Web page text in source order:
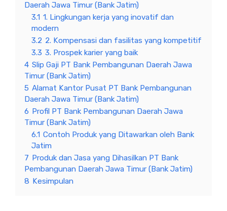
Daerah Jawa Timur (Bank Jatim)
3.1 1. Lingkungan kerja yang inovatif dan
modern
3.2 2. Kompensasi dan fasilitas yang kompetitif
3.3 3. Prospek karier yang baik
4 Slip Gaji PT Bank Pembangunan Daerah Jawa
Timur (Bank Jatim)
5 Alamat Kantor Pusat PT Bank Pembangunan
Daerah Jawa Timur (Bank Jatim)
6 Profil PT Bank Pembangunan Daerah Jawa
Timur (Bank Jatim)
6.1 Contoh Produk yang Ditawarkan oleh Bank
Jatim
7 Produk dan Jasa yang Dihasilkan PT Bank
Pembangunan Daerah Jawa Timur (Bank Jatim)
8 Kesimpulan